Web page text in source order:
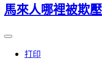
馬來人哪裡被欺壓
打印